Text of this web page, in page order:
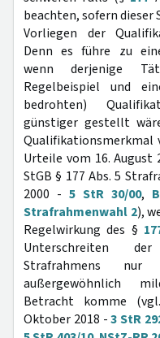
beachten, sofern dieser
Vorliegen der
Denn es führe zu
wenn derjenige
Regelbeispiel und
bedrohten)
günstiger gestellt
Qualifikationsmerkmal
Urteile vom 16. August
StGB § 177 Abs. 5
2000 - 5 StR 30/00,
Strafrahmenwahl 2),
Regelwirkung des §
Unterschreiten
Strafrahmens
außergewöhnlich
Betracht komme
Oktober 2018 -3 StR